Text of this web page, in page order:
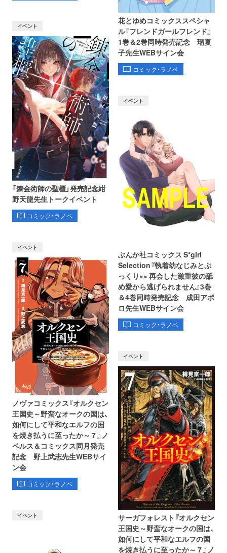
花とゆめコミックススペシャ
ル『フレンドガールフレンド』
1巻＆2巻同時発売記念 瑠夏
子先生WEBサイン会
コミック・ラノベ
イベント
「錬金術師の聖櫃」発売記念紺
野天龍先生トークイベント
コミック・ラノベ
イベント
ぶんか社コミックス S*girl
Selection『執着幼なじみとぷ
っくり×× 再会した激重彼の舐
め愛から逃げられません』3巻
＆4巻同時発売記念 成田アポ
ロ先生WEBサイン会
コミック・ラノベ
イベント
ノヴァコミックス『オルクセン
王国史～野蛮なオークの国は、
如何にして平和なエルフの国
を焼き払うに至ったか～ 7 』ノ
ベルス＆コミックス同月発売
記念 野上武志先生WEBサイ
ン会
コミック・ラノベ
イベント
サーガフォレスト『オルクセン
王国史～野蛮なオークの国は、
如何にして平和なエルフの国
を焼き払うに至ったか～ 7 』ノ
イベント